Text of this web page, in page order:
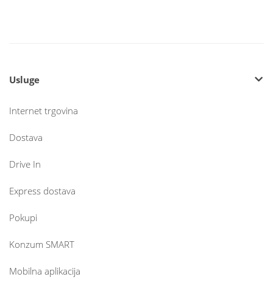
Usluge
Internet trgovina
Dostava
Drive In
Express dostava
Pokupi
Konzum SMART
Mobilna aplikacija